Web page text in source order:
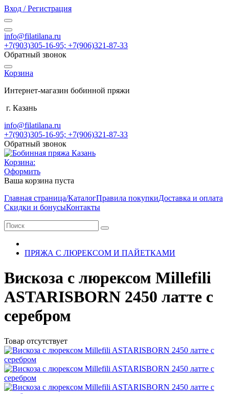
Вход / Регистрация
info@filatilana.ru
+7(903)305-16-95; +7(906)321-87-33
Обратный звонок
Корзина
Интернет-магазин бобинной пряжи
г. Казань
info@filatilana.ru
+7(903)305-16-95; +7(906)321-87-33
Обратный звонок
Корзина:
Оформить
Ваша корзина пуста
Главная страница/КаталогПравила покупкиДоставка и оплата
Скидки и бонусыКонтакты
ПРЯЖА С ЛЮРЕКСОМ И ПАЙЕТКАМИ
Вискоза с люрексом Millefili
ASTARISBORN 2450 латте с
серебром
Товар отсутствует